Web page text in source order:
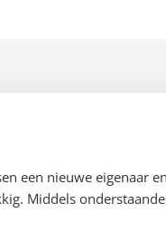
een nieuwe eigenaar
Middels